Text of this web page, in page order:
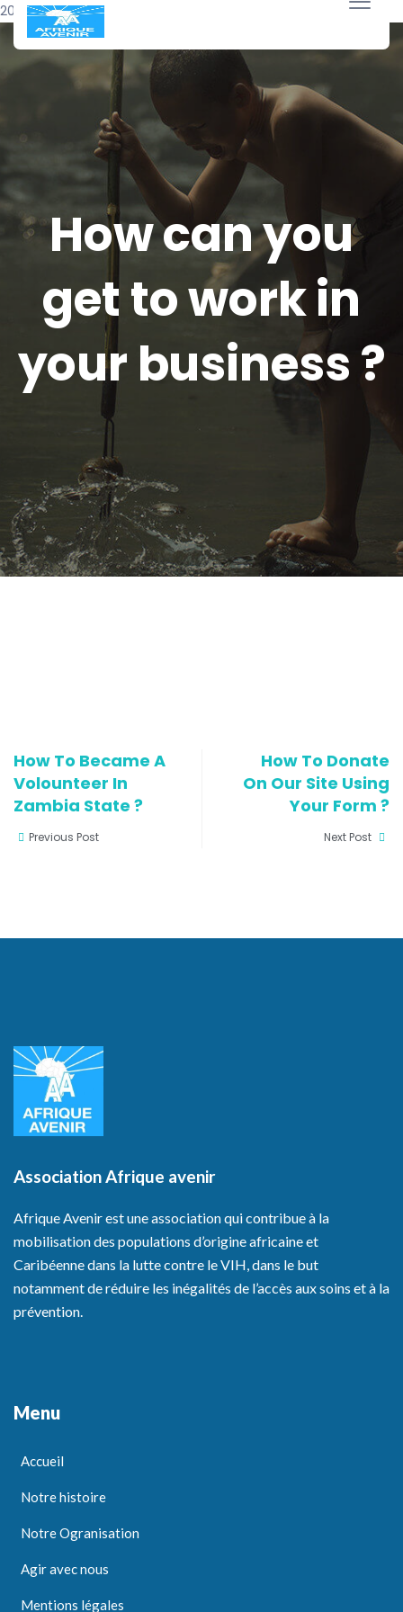
20 avril 2018
How can you
get to work in
your business ?
How To Became A
Volounteer In
Zambia State ?
Previous Post
How To Donate
On Our Site Using
Your Form ?
Next Post
Association Afrique avenir
Afrique Avenir est une association qui contribue à la
mobilisation des populations d’origine africaine et
Caribéenne dans la lutte contre le VIH, dans le but
notamment de réduire les inégalités de l’accès aux soins et à la
prévention.
Menu
Accueil
Notre histoire
Notre Ogranisation
Agir avec nous
Mentions légales